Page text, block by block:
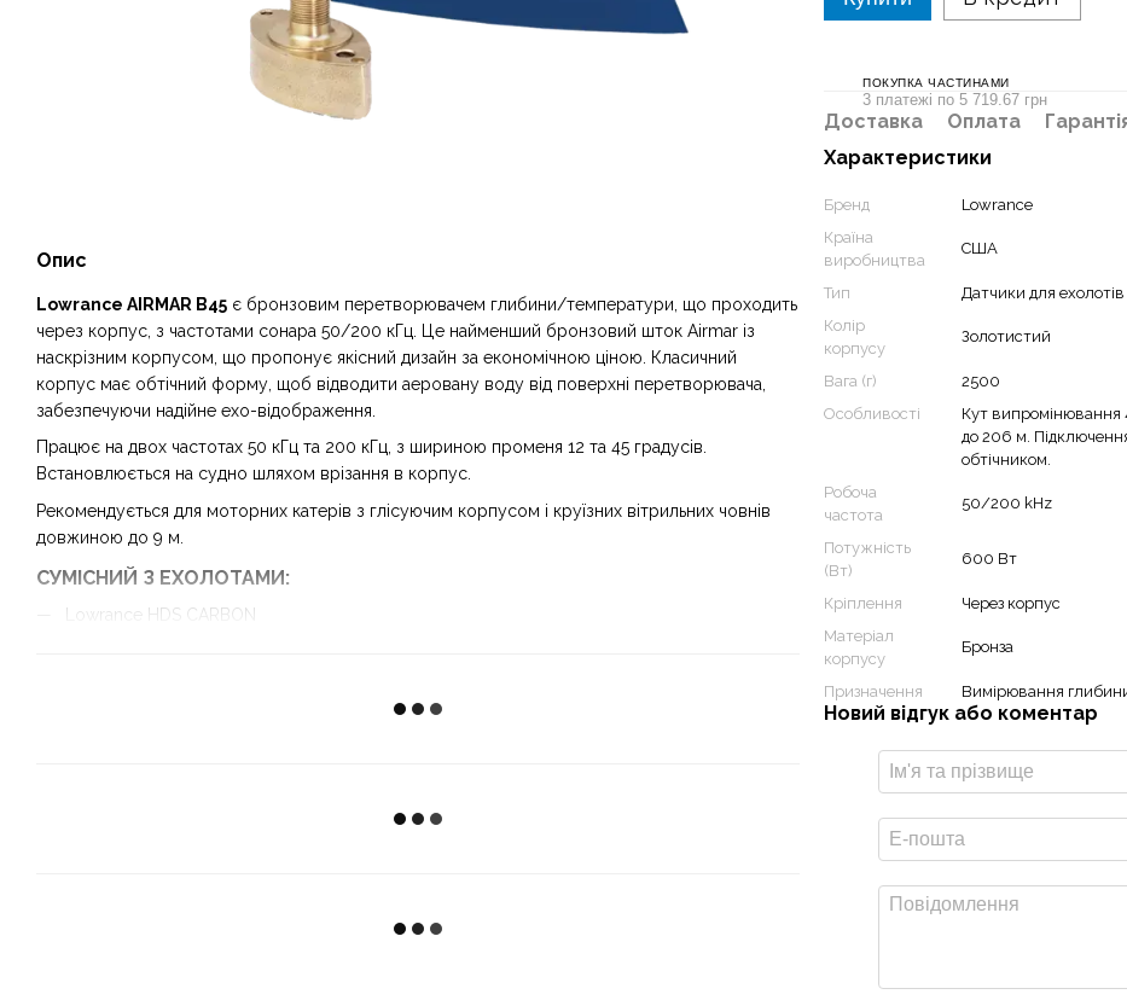
Опис
Lowrance AIRMAR B45 є бронзовим перетворювачем глибини/температури, що проходить
через корпус, з частотами сонара 50/200 кГц. Це найменший бронзовий шток Airmar із
наскрізним корпусом, що пропонує якісний дизайн за економічною ціною. Класичний
корпус має обтічний форму, щоб відводити аеровану воду від поверхні перетворювача,
забезпечуючи надійне ехо-відображення.
Працює на двох частотах 50 кГц та 200 кГц, з шириною променя 12 та 45 градусів.
Встановлюється на судно шляхом врізання в корпус.
Рекомендується для моторних катерів з глісуючим корпусом і круїзних вітрильних човнів
довжиною до 9 м.
СУМІСНИЙ З ЕХОЛОТАМИ:
Lowrance HDS CARBON
ПОКУПКА ЧАСТИНАМИ
3 платежі по 5 719.67 грн
Доставка Оплата
Характеристики
Бренд
Lowrance
Країна
виробництва
США
Тип
Датчики для ехолотів
Колір
корпусу
Золотистий
Вага (г)
2500
Особливості
Кут випромінювання
до 206 м.
обтічником.
Робоча
частота
50/200 kHz
Потужність
(Вт)
600 Вт
Кріплення
Через корпус
Матеріал
корпусу
Бронза
Призначення Вимірювання
Новий відгук або коментар